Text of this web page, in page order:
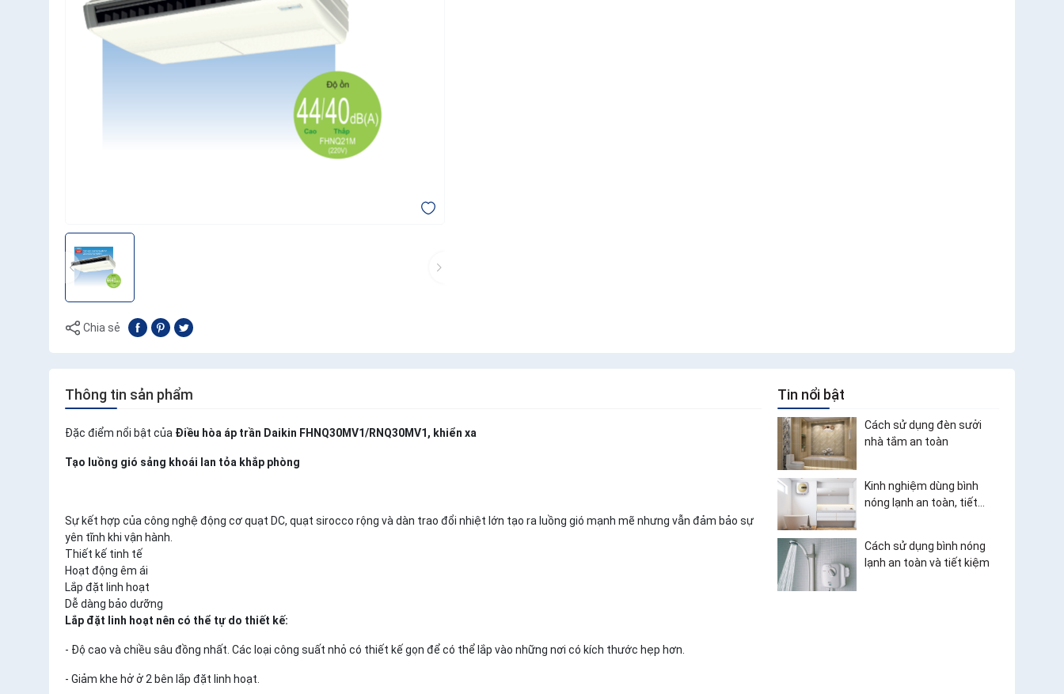
Chia sẻ
Thông tin sản phẩm
Đặc điểm nổi bật của Điều hòa áp trần Daikin FHNQ30MV1/RNQ30MV1, khiển xa
Tạo luồng gió sảng khoái lan tỏa khắp phòng
Sự kết hợp của công nghệ động cơ quạt DC, quạt sirocco rộng và dàn trao đổi nhiệt lớn tạo ra luồng gió mạnh mẽ nhưng vẫn đảm bảo sự
yên tĩnh khi vận hành.
Thiết kế tinh tế
Hoạt động êm ái
Lắp đặt linh hoạt
Dễ dàng bảo dưỡng
Lắp đặt linh hoạt nên có thể tự do thiết kế:
- Độ cao và chiều sâu đồng nhất. Các loại công suất nhỏ có thiết kế gọn để có thể lắp vào những nơi có kích thước hẹp hơn.
- Giảm khe hở ở 2 bên lắp đặt linh hoạt.
Tin nổi bật
Cách sử dụng đèn sưởi
nhà tắm an toàn
Kinh nghiệm dùng bình
nóng lạnh an toàn, tiết
Cách sử dụng bình nóng
lạnh an toàn và tiết kiệm